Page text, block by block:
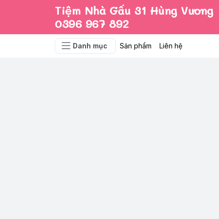
Tiệm Nhà Gấu 31 Hùng Vương
0396 967 892
Danh mục Sản phẩm Liên hệ